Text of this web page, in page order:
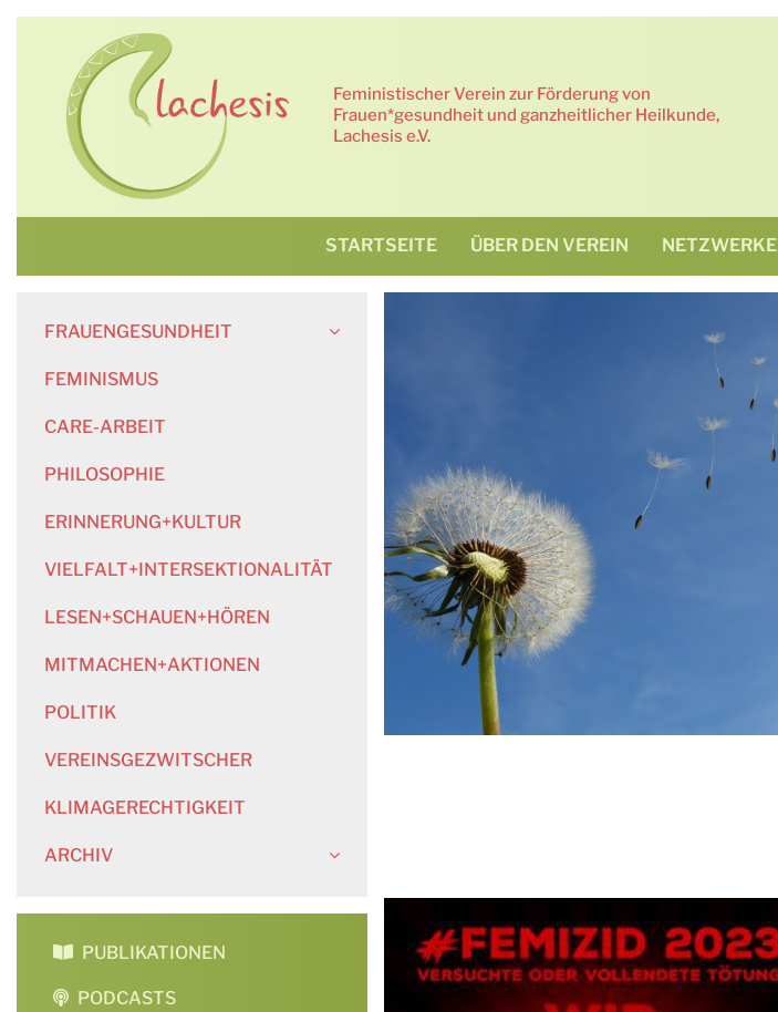
Zum
springen
Feministischer Verein zur Förderung von
Frauen*gesundheit und ganzheitlicher Heilkunde,
Lachesis e.V.
STARTSEITE ÜBER DEN VEREIN NETZWERKE
FRAUENGESUNDHEIT
FEMINISMUS
CARE-ARBEIT
PHILOSOPHIE
ERINNERUNG+KULTUR
VIELFALT+INTERSEKTIONALITÄT
LESEN+SCHAUEN+HÖREN
MITMACHEN+AKTIONEN
POLITIK
VEREINSGEZWITSCHER
KLIMAGERECHTIGKEIT
ARCHIV
PUBLIKATIONEN
PODCASTS